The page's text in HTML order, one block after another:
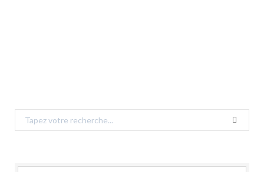
Search
for: